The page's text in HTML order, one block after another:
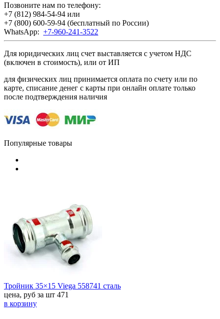
Позвоните нам по телефону:
+7 (812) 984-54-94 или
+7 (800) 600-59-94 (бесплатный по России)
WhatsApp: +7-960-241-3522
Для юридических лиц счет выставляется с учетом НДС
(включен в стоимость), или от ИП
для физических лиц принимается оплата по счету или по
карте, списание денег с карты при онлайн оплате только
после подтверждения наличия
Популярные товары
Тройник 35×15 Viega 558741 сталь
цена, руб за шт 471
в корзину